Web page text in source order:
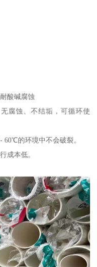
酸碱腐蚀
腐蚀、不结垢，可循环使
60℃的环境中不会破裂。
成本低。